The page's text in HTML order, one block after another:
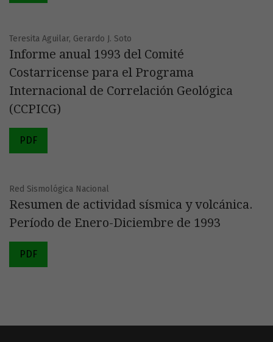
Teresita Aguilar, Gerardo J. Soto
Informe anual 1993 del Comité
Costarricense para el Programa
Internacional de Correlación Geológica
(CCPICG)
PDF
Red Sismológica Nacional
Resumen de actividad sísmica y volcánica.
Período de Enero-Diciembre de 1993
PDF